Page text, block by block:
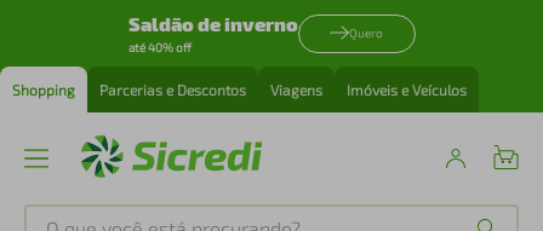
Saldão de inverno
até 40% off
Quero
Shopping Parcerias e Descontos Viagens Imóveis e Veículos
O que você está procurando?